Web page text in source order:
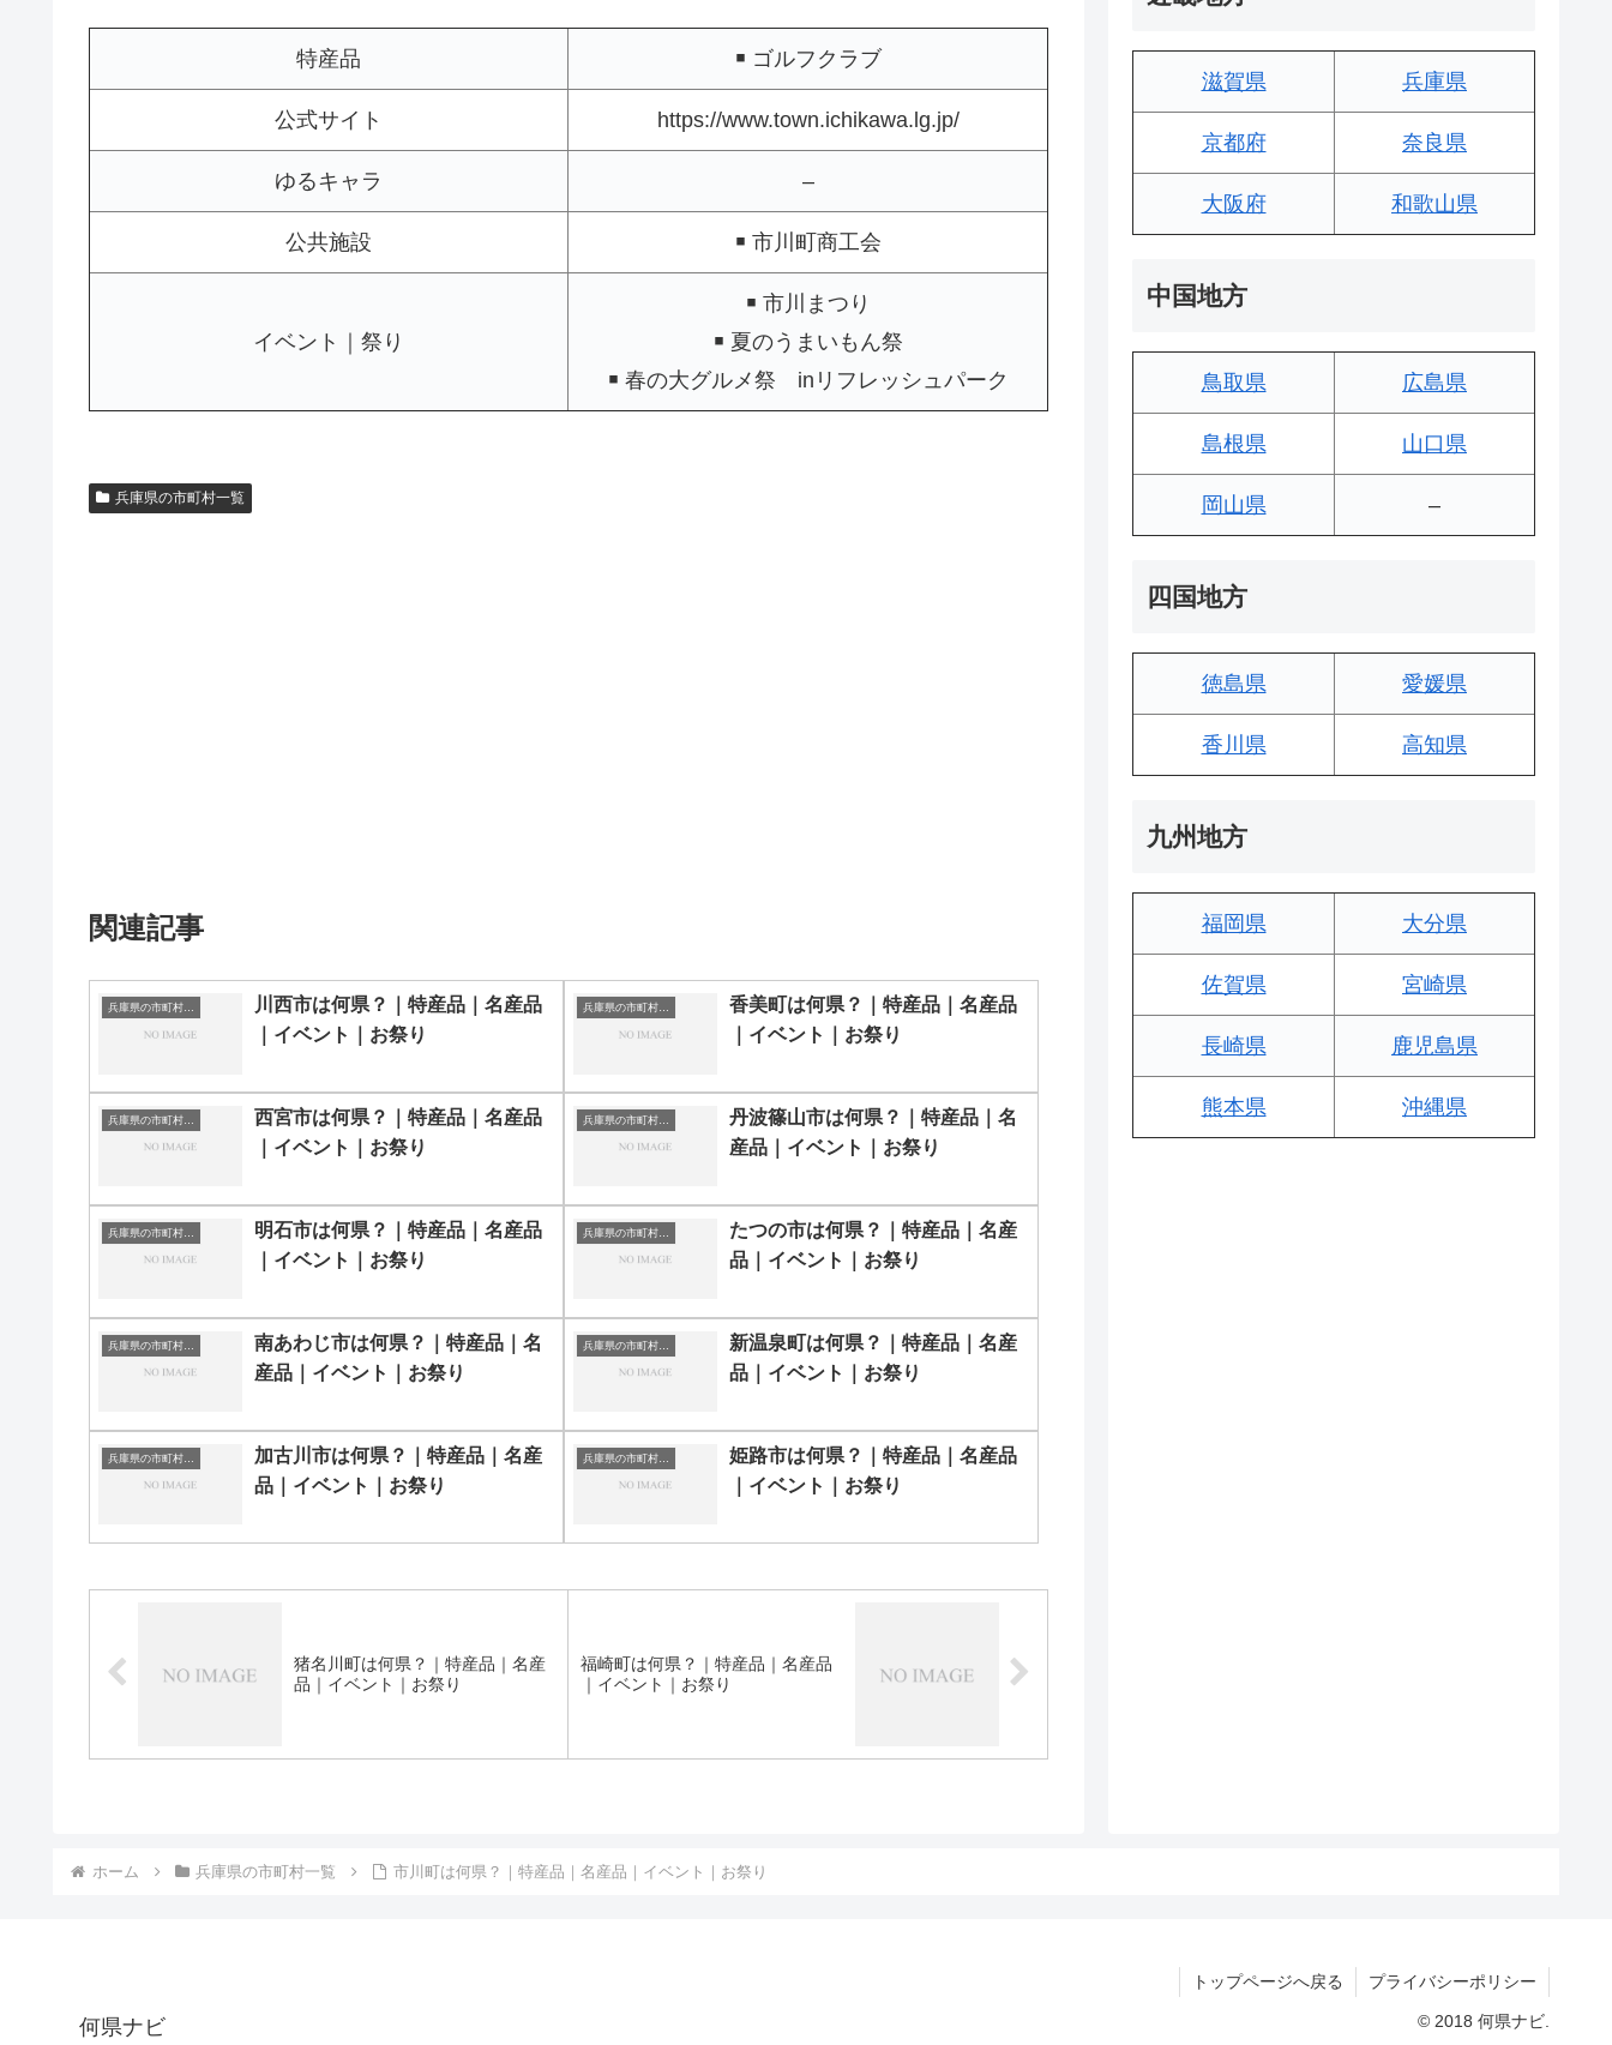
特産品 ￭ ゴルフクラブ
公式サイト https://www.town.ichikawa.lg.jp/
ゆるキャラ –
公共施設 ￭ 市川町商工会
イベント｜祭り
￭ 市川まつり
￭ 夏のうまいもん祭
￭ 春の大グルメ祭 inリフレッシュパーク
兵庫県の市町村一覧
関連記事
兵庫県の市町村一覧
川西市は何県？｜特産品｜名産品
｜イベント｜お祭り
兵庫県の市町村一覧
香美町は何県？｜特産品｜名産品
｜イベント｜お祭り
兵庫県の市町村一覧
西宮市は何県？｜特産品｜名産品
｜イベント｜お祭り
兵庫県の市町村一覧
丹波篠山市は何県？｜特産品｜名
産品｜イベント｜お祭り
兵庫県の市町村一覧
明石市は何県？｜特産品｜名産品
｜イベント｜お祭り
兵庫県の市町村一覧
たつの市は何県？｜特産品｜名産
品｜イベント｜お祭り
兵庫県の市町村一覧
南あわじ市は何県？｜特産品｜名
産品｜イベント｜お祭り
兵庫県の市町村一覧
新温泉町は何県？｜特産品｜名産
品｜イベント｜お祭り
兵庫県の市町村一覧
加古川市は何県？｜特産品｜名産
品｜イベント｜お祭り
兵庫県の市町村一覧
姫路市は何県？｜特産品｜名産品
｜イベント｜お祭り
猪名川町は何県？｜特産品｜名産
品｜イベント｜お祭り
福崎町は何県？｜特産品｜名産品
｜イベント｜お祭り
滋賀県 兵庫県
京都府 奈良県
大阪府 和歌山県
中国地方
鳥取県 広島県
島根県 山口県
岡山県 –
四国地方
徳島県 愛媛県
香川県 高知県
九州地方
福岡県 大分県
佐賀県 宮崎県
長崎県 鹿児島県
熊本県 沖縄県
ホーム 兵庫県の市町村一覧 市川町は何県？｜特産品｜名産品｜イベント｜お祭り
何県ナビ
トップページへ戻る プライバシーポリシー
© 2018 何県ナビ.